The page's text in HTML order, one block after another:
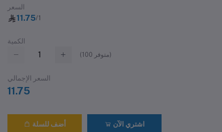
السعر
11.75/1
الكمية
(100 متوفر)
السعر الإجمالي
11.75
أضف للسلة اشتري الآن